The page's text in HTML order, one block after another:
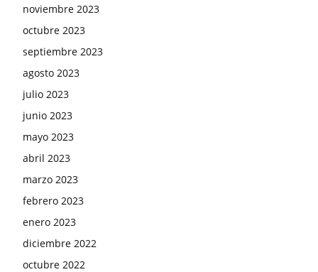
noviembre 2023
octubre 2023
septiembre 2023
agosto 2023
julio 2023
junio 2023
mayo 2023
abril 2023
marzo 2023
febrero 2023
enero 2023
diciembre 2022
octubre 2022